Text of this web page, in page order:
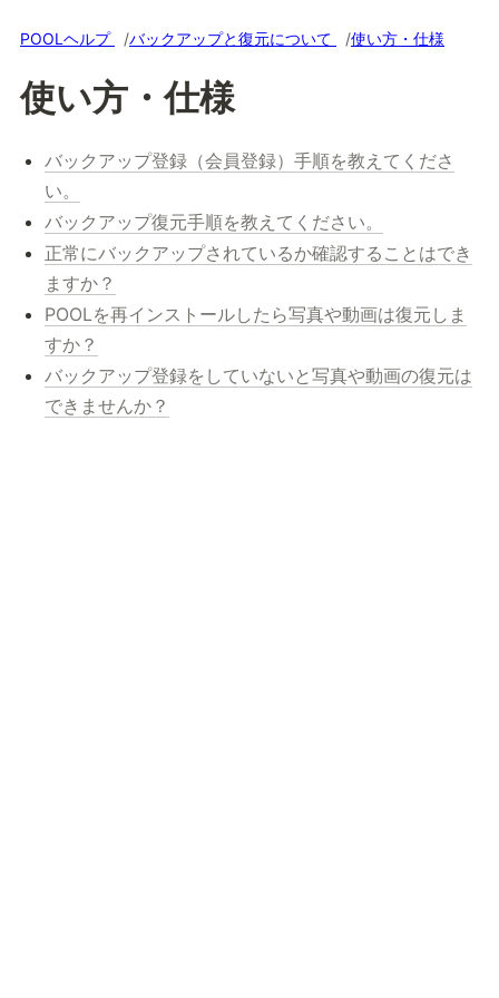
POOLヘルプ バックアップと復元について 使い方・仕様
使い方・仕様
バックアップ登録（会員登録）手順を教えてくださ
い。
バックアップ復元手順を教えてください。
正常にバックアップされているか確認することはでき
ますか？
POOLを再インストールしたら写真や動画は復元しま
すか？
バックアップ登録をしていないと写真や動画の復元は
できませんか？